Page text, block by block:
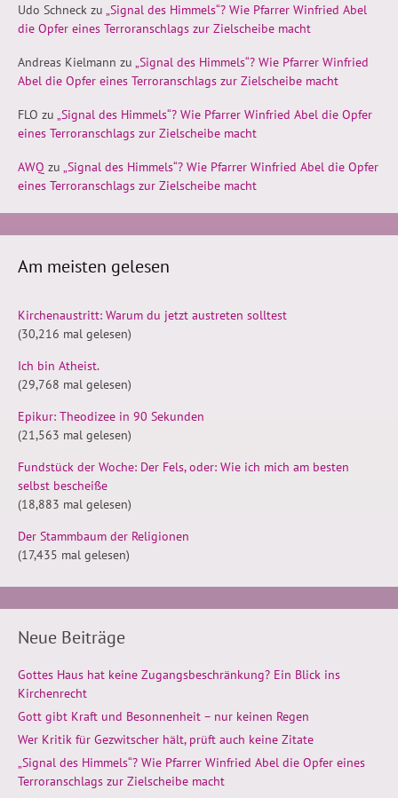
Udo Schneck zu „Signal des Himmels“? Wie Pfarrer Winfried Abel
die Opfer eines Terroranschlags zur Zielscheibe macht
Andreas Kielmann zu „Signal des Himmels“? Wie Pfarrer Winfried
Abel die Opfer eines Terroranschlags zur Zielscheibe macht
FLO zu „Signal des Himmels“? Wie Pfarrer Winfried Abel die Opfer
eines Terroranschlags zur Zielscheibe macht
AWQ zu „Signal des Himmels“? Wie Pfarrer Winfried Abel die Opfer
eines Terroranschlags zur Zielscheibe macht
Am meisten gelesen
Kirchenaustritt: Warum du jetzt austreten solltest
(30,216 mal gelesen)
Ich bin Atheist.
(29,768 mal gelesen)
Epikur: Theodizee in 90 Sekunden
(21,563 mal gelesen)
Fundstück der Woche: Der Fels, oder: Wie ich mich am besten
selbst bescheiße
(18,883 mal gelesen)
Der Stammbaum der Religionen
(17,435 mal gelesen)
Neue Beiträge
Gottes Haus hat keine Zugangsbeschränkung? Ein Blick ins
Kirchenrecht
Gott gibt Kraft und Besonnenheit – nur keinen Regen
Wer Kritik für Gezwitscher hält, prüft auch keine Zitate
„Signal des Himmels“? Wie Pfarrer Winfried Abel die Opfer eines
Terroranschlags zur Zielscheibe macht